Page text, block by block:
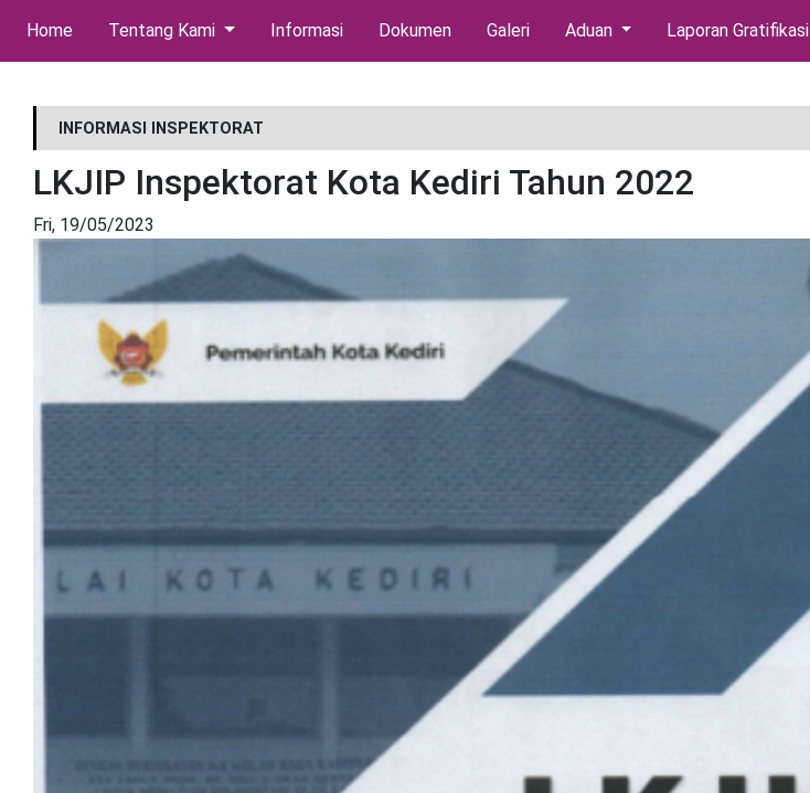
Home(current)Tentang Kami Informasi Dokumen Galeri Aduan Laporan Gratifikasi
INFORMASI INSPEKTORAT
LKJIP Inspektorat Kota Kediri Tahun 2022
Fri, 19/05/2023